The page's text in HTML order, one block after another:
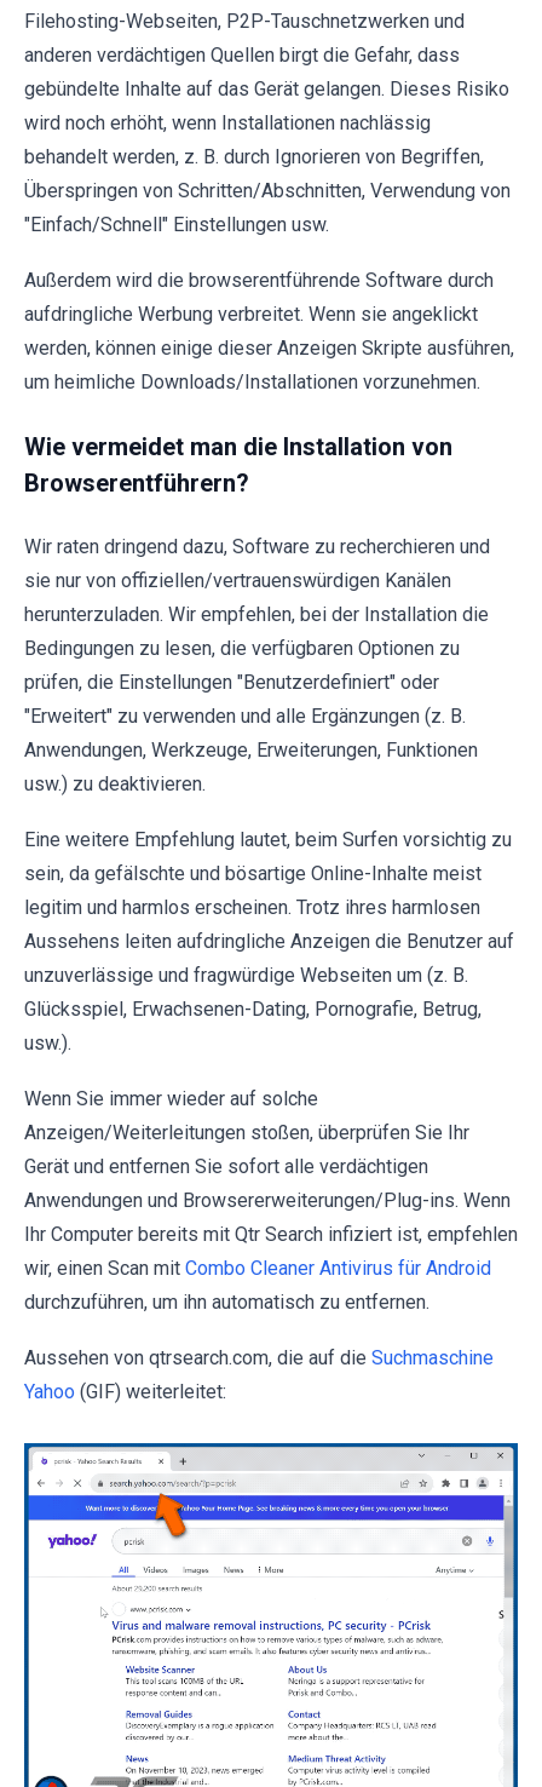
Filehosting-Webseiten, P2P-Tauschnetzwerken und
anderen verdächtigen Quellen birgt die Gefahr, dass
gebündelte Inhalte auf das Gerät gelangen. Dieses Risiko
wird noch erhöht, wenn Installationen nachlässig
behandelt werden, z. B. durch Ignorieren von Begriffen,
Überspringen von Schritten/Abschnitten, Verwendung von
"Einfach/Schnell" Einstellungen usw.
Außerdem wird die browserentführende Software durch
aufdringliche Werbung verbreitet. Wenn sie angeklickt
werden, können einige dieser Anzeigen Skripte ausführen,
um heimliche Downloads/Installationen vorzunehmen.
Wie vermeidet man die Installation von
Browserentführern?
Wir raten dringend dazu, Software zu recherchieren und
sie nur von offiziellen/vertrauenswürdigen Kanälen
herunterzuladen. Wir empfehlen, bei der Installation die
Bedingungen zu lesen, die verfügbaren Optionen zu
prüfen, die Einstellungen "Benutzerdefiniert" oder
"Erweitert" zu verwenden und alle Ergänzungen (z. B.
Anwendungen, Werkzeuge, Erweiterungen, Funktionen
usw.) zu deaktivieren.
Eine weitere Empfehlung lautet, beim Surfen vorsichtig zu
sein, da gefälschte und bösartige Online-Inhalte meist
legitim und harmlos erscheinen. Trotz ihres harmlosen
Aussehens leiten aufdringliche Anzeigen die Benutzer auf
unzuverlässige und fragwürdige Webseiten um (z. B.
Glücksspiel, Erwachsenen-Dating, Pornografie, Betrug,
usw.).
Wenn Sie immer wieder auf solche
Anzeigen/Weiterleitungen stoßen, überprüfen Sie Ihr
Gerät und entfernen Sie sofort alle verdächtigen
Anwendungen und Browsererweiterungen/Plug-ins. Wenn
Ihr Computer bereits mit Qtr Search infiziert ist, empfehlen
wir, einen Scan mit Combo Cleaner Antivirus für Android
durchzuführen, um ihn automatisch zu entfernen.
Aussehen von qtrsearch.com, die auf die Suchmaschine
Yahoo (GIF) weiterleitet: